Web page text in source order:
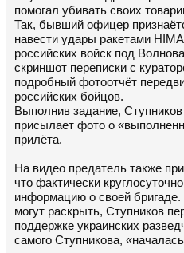
помогал убивать своих
Так, бывший офицер
навести удары ракетами
российских войск под
скриншот переписки с
подробный фотоотчёт
российских бойцов.
Выполнив задание, Ступников
присылает фото о
прилёта.
На видео предатель также
что фактически
информацию о своей бригаде.
могут раскрыть, Ступников
поддержке украинских
самого Ступникова,